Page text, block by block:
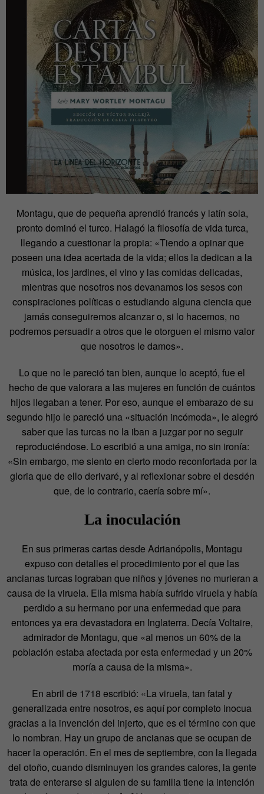
Montagu, que de pequeña aprendió francés y latín sola,
pronto dominó el turco. Halagó la filosofía de vida turca,
llegando a cuestionar la propia: «Tiendo a opinar que
poseen una idea acertada de la vida; ellos la dedican a la
música, los jardines, el vino y las comidas delicadas,
mientras que nosotros nos devanamos los sesos con
conspiraciones políticas o estudiando alguna ciencia que
jamás conseguiremos alcanzar o, si lo hacemos, no
podremos persuadir a otros que le otorguen el mismo valor
que nosotros le damos».
Lo que no le pareció tan bien, aunque lo aceptó, fue el
hecho de que valorara a las mujeres en función de cuántos
hijos llegaban a tener. Por eso, aunque el embarazo de su
segundo hijo le pareció una «situación incómoda», le alegró
saber que las turcas no la iban a juzgar por no seguir
reproduciéndose. Lo escribió a una amiga, no sin ironía:
«Sin embargo, me siento en cierto modo reconfortada por la
gloria que de ello derivaré, y al reflexionar sobre el desdén
que, de lo contrario, caería sobre mí».
La inoculación
En sus primeras cartas desde Adrianópolis, Montagu
expuso con detalles el procedimiento por el que las
ancianas turcas lograban que niños y jóvenes no murieran a
causa de la viruela. Ella misma había sufrido viruela y había
perdido a su hermano por una enfermedad que para
entonces ya era devastadora en Inglaterra. Decía Voltaire,
admirador de Montagu, que «al menos un 60% de la
población estaba afectada por esta enfermedad y un 20%
moría a causa de la misma».
En abril de 1718 escribió: «La viruela, tan fatal y
generalizada entre nosotros, es aquí por completo inocua
gracias a la invención del injerto, que es el término con que
lo nombran. Hay un grupo de ancianas que se ocupan de
hacer la operación. En el mes de septiembre, con la llegada
del otoño, cuando disminuyen los grandes calores, la gente
trata de enterarse si alguien de su familia tiene la intención